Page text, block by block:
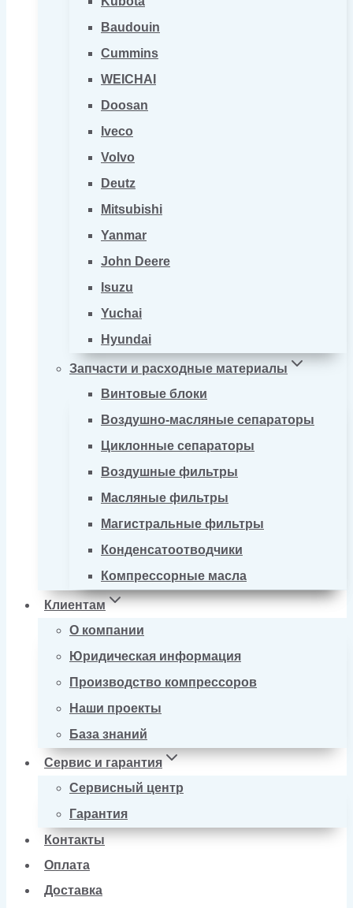
Baudouin
Cummins
WEICHAI
Doosan
Iveco
Volvo
Deutz
Mitsubishi
Yanmar
John Deere
Isuzu
Yuchai
Hyundai
Запчасти и расходные материалы
Винтовые блоки
Воздушно-масляные сепараторы
Циклонные сепараторы
Воздушные фильтры
Масляные фильтры
Магистральные фильтры
Конденсатоотводчики
Компрессорные масла
Клиентам
О компании
Юридическая информация
Производство компрессоров
Наши проекты
База знаний
Сервис и гарантия
Сервисный центр
Гарантия
Контакты
Оплата
Доставка